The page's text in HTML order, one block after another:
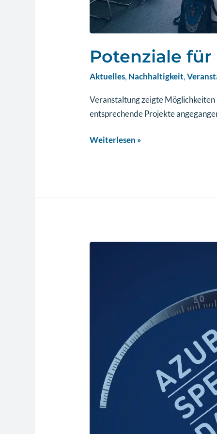
Potenziale
Aktuelles, Nachhaltigkeit,
Veranstaltung zeigte
entsprechende Projekte
Weiterlesen »